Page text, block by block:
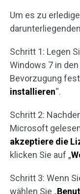
Um es zu
Schritt 1: Legen
Windows 7 in
Bevorzugung
installieren“.
Schritt 2:
Microsoft
akzeptiere die
klicken Sie auf „
Schritt 3: Wenn
wählen Sie „